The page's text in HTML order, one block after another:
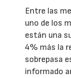
Entre las
uno de los
están una
4% más la
sobrepasa
informado